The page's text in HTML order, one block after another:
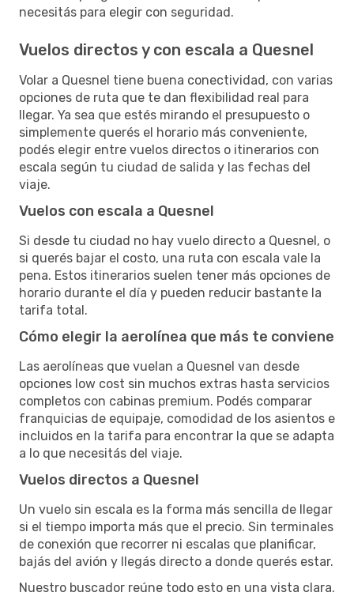
necesitás para elegir con seguridad.
Vuelos directos y con escala a Quesnel
Volar a Quesnel tiene buena conectividad, con varias
opciones de ruta que te dan flexibilidad real para
llegar. Ya sea que estés mirando el presupuesto o
simplemente querés el horario más conveniente,
podés elegir entre vuelos directos o itinerarios con
escala según tu ciudad de salida y las fechas del
viaje.
Vuelos con escala a Quesnel
Si desde tu ciudad no hay vuelo directo a Quesnel, o
si querés bajar el costo, una ruta con escala vale la
pena. Estos itinerarios suelen tener más opciones de
horario durante el día y pueden reducir bastante la
tarifa total.
Cómo elegir la aerolínea que más te conviene
Las aerolíneas que vuelan a Quesnel van desde
opciones low cost sin muchos extras hasta servicios
completos con cabinas premium. Podés comparar
franquicias de equipaje, comodidad de los asientos e
incluidos en la tarifa para encontrar la que se adapta
a lo que necesitás del viaje.
Vuelos directos a Quesnel
Un vuelo sin escala es la forma más sencilla de llegar
si el tiempo importa más que el precio. Sin terminales
de conexión que recorrer ni escalas que planificar,
bajás del avión y llegás directo a donde querés estar.
Nuestro buscador reúne todo esto en una vista clara.